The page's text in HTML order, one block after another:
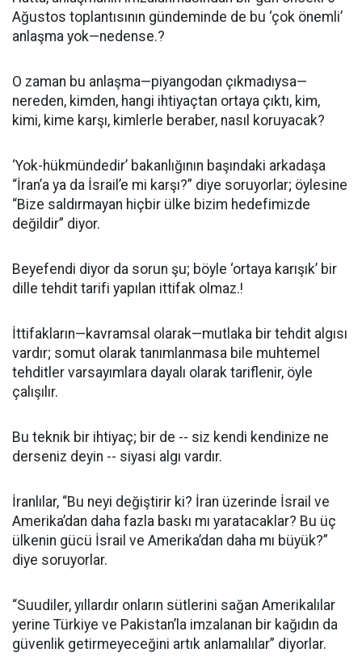
Ağustos toplantısının gündeminde de bu ‘çok önemli’
anlaşma yok—nedense.?
O zaman bu anlaşma—piyangodan çıkmadıysa—
nereden, kimden, hangi ihtiyaçtan ortaya çıktı, kim,
kimi, kime karşı, kimlerle beraber, nasıl koruyacak?
‘Yok-hükmündedir’ bakanlığının başındaki arkadaşa
“İran’a ya da İsrail’e mi karşı?” diye soruyorlar; öylesine
“Bize saldırmayan hiçbir ülke bizim hedefimizde
değildir” diyor.
Beyefendi diyor da sorun şu; böyle ‘ortaya karışık’ bir
dille tehdit tarifi yapılan ittifak olmaz.!
İttifakların—kavramsal olarak—mutlaka bir tehdit algısı
vardır; somut olarak tanımlanmasa bile muhtemel
tehditler varsayımlara dayalı olarak tariflenir, öyle
çalışılır.
Bu teknik bir ihtiyaç; bir de -- siz kendi kendinize ne
derseniz deyin -- siyasi algı vardır.
İranlılar, “Bu neyi değiştirir ki? İran üzerinde İsrail ve
Amerika’dan daha fazla baskı mı yaratacaklar? Bu üç
ülkenin gücü İsrail ve Amerika’dan daha mı büyük?”
diye soruyorlar.
“Suudiler, yıllardır onların sütlerini sağan Amerikalılar
yerine Türkiye ve Pakistan’la imzalanan bir kağıdın da
güvenlik getirmeyeceğini artık anlamalılar” diyorlar.